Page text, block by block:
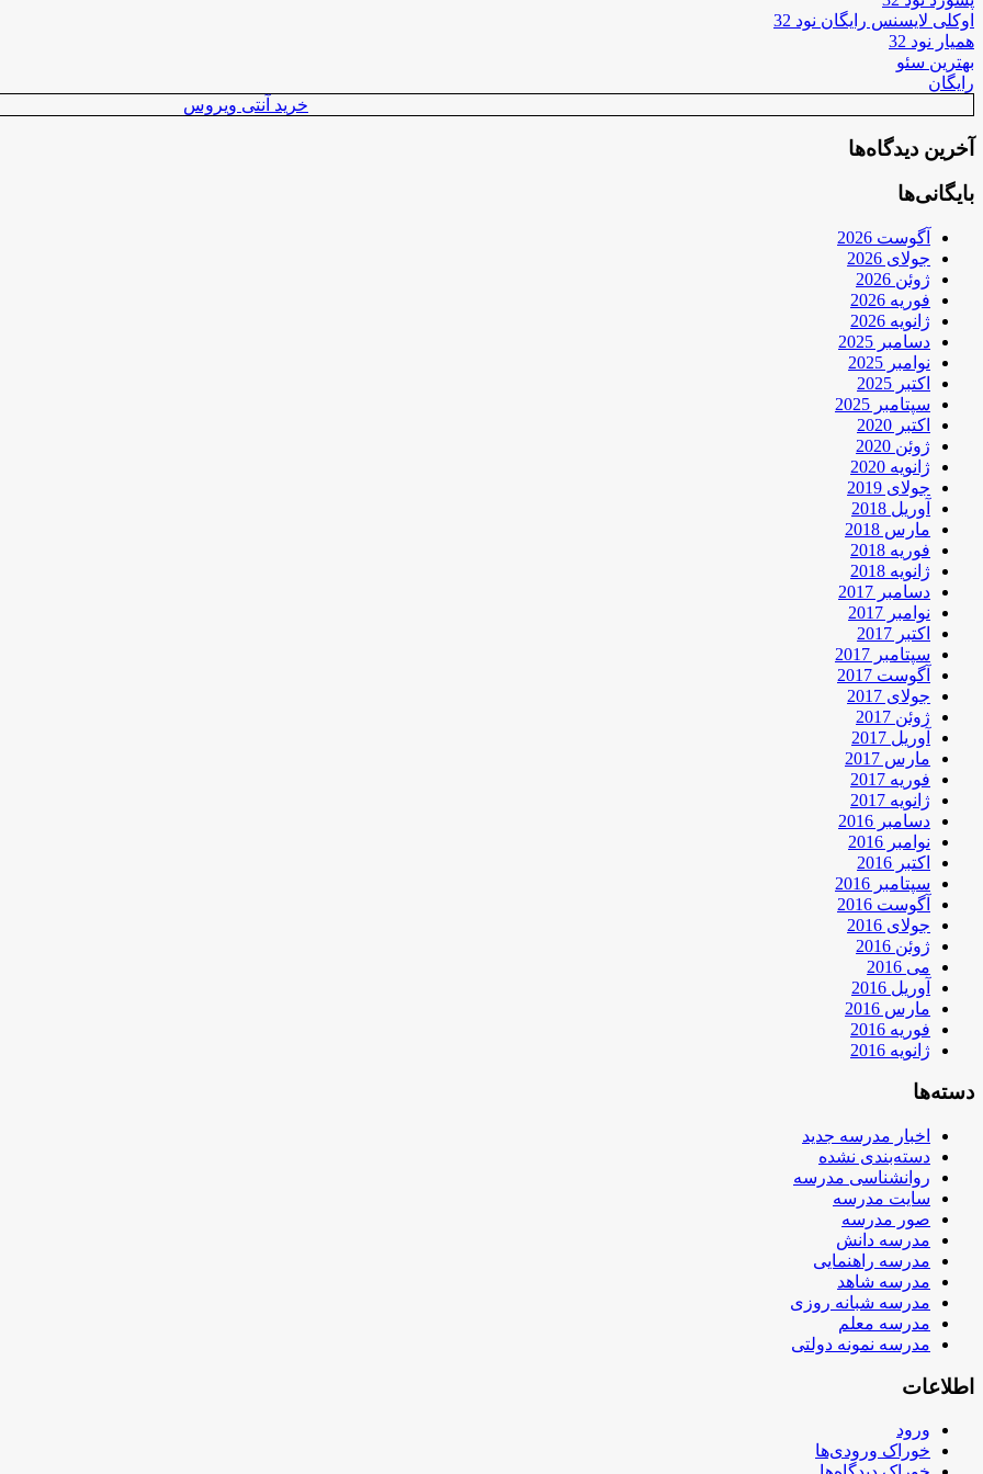
اوکلی لایسنس رایگان نود 32
همیار نود 32
بهترین سئو
رایگان
خرید آنتی ویروس
آخرین دیدگاه‌ها
بایگانی‌ها
آگوست 2026
جولای 2026
ژوئن 2026
فوریه 2026
ژانویه 2026
دسامبر 2025
نوامبر 2025
اکتبر 2025
سپتامبر 2025
اکتبر 2020
ژوئن 2020
ژانویه 2020
جولای 2019
آوریل 2018
مارس 2018
فوریه 2018
ژانویه 2018
دسامبر 2017
نوامبر 2017
اکتبر 2017
سپتامبر 2017
آگوست 2017
جولای 2017
ژوئن 2017
آوریل 2017
مارس 2017
فوریه 2017
ژانویه 2017
دسامبر 2016
نوامبر 2016
اکتبر 2016
سپتامبر 2016
آگوست 2016
جولای 2016
ژوئن 2016
می 2016
آوریل 2016
مارس 2016
فوریه 2016
ژانویه 2016
دسته‌ها
اخبار مدرسه جدید
دسته‌بندی نشده
روانشناسی مدرسه
سایت مدرسه
صور مدرسه
مدرسه دانش
مدرسه راهنمایی
مدرسه شاهد
مدرسه شبانه روزی
مدرسه معلم
مدرسه نمونه دولتی
اطلاعات
ورود
خوراک ورودی‌ها